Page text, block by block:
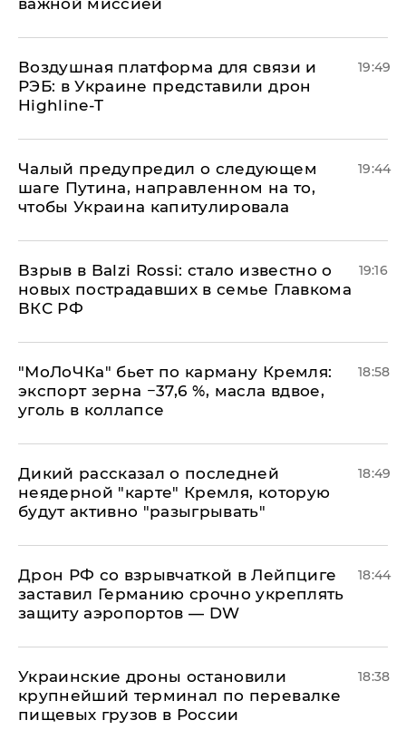
важной миссией
Воздушная платформа для связи и
РЭБ: в Украине представили дрон
Highline-T
19:49
Чалый предупредил о следующем
шаге Путина, направленном на то,
чтобы Украина капитулировала
19:44
Взрыв в Balzi Rossi: стало известно о
новых пострадавших в семье Главкома
ВКС РФ
19:16
​"МоЛоЧКа" бьет по карману Кремля:
экспорт зерна −37,6 %, масла вдвое,
уголь в коллапсе
18:58
Дикий рассказал о последней
неядерной "карте" Кремля, которую
будут активно "разыгрывать"
18:49
​Дрон РФ со взрывчаткой в Лейпциге
заставил Германию срочно укреплять
защиту аэропортов — DW
18:44
Украинские дроны остановили
крупнейший терминал по перевалке
пищевых грузов в России
18:38